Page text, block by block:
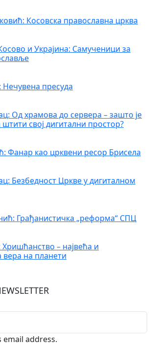
Косовска православна црква
и Украјина: Самученици за
пресуда
Од храмова до сервера – зашто је
свој дигитални простор?
Фанар као црквени ресор Брисела
Безбедност Цркве у дигиталном
Грађанистичка „реформа“ СПЦ
– највећа и
вера на планети
address.